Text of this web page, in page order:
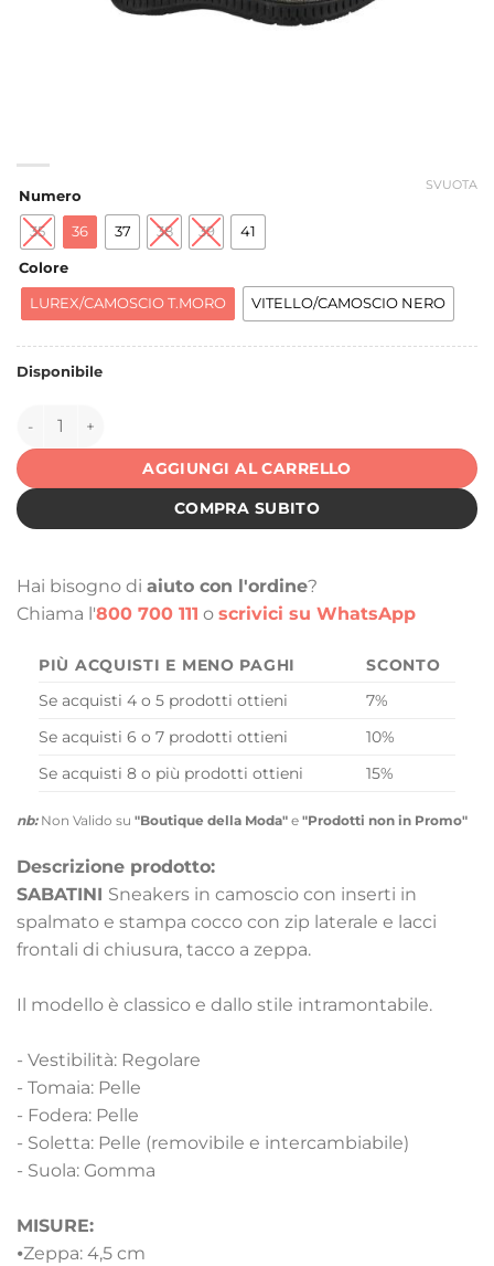
Numero
35 36 37 38 39 41
Colore
LUREX/CAMOSCIO T.MORO VITELLO/CAMOSCIO NERO
SVUOTA
Disponibile
149870 quantità
AGGIUNGI AL CARRELLO
COMPRA SUBITO
Hai bisogno di aiuto con l'ordine?
Chiama l'800 700 111 o scrivici su WhatsApp
PIÙ ACQUISTI E MENO PAGHI
SCONTO
Se acquisti 4 o 5 prodotti ottieni
7%
Se acquisti 6 o 7 prodotti ottieni
10%
Se acquisti 8 o più prodotti ottieni
15%
nb:Non Valido su "Boutique della Moda" e "Prodotti non in Promo"
Descrizione prodotto:
SABATINI Sneakers in camoscio con inserti in
spalmato e stampa cocco con zip laterale e lacci
frontali di chiusura, tacco a zeppa.
Il modello è classico e dallo stile intramontabile.
- Vestibilità: Regolare
- Tomaia: Pelle
- Fodera: Pelle
- Soletta: Pelle (removibile e intercambiabile)
- Suola: Gomma
MISURE:
⦁Zeppa: 4,5 cm